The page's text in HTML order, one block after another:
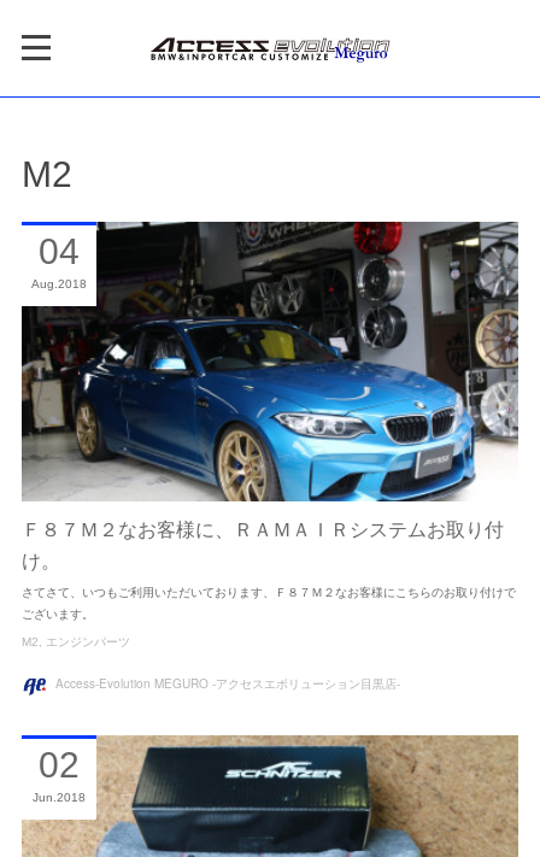
M2
Ｆ８７Ｍ２なお客様に、ＲＡＭＡＩＲシステムお取り付
け。
さてさて、いつもご利用いただいております、Ｆ８７Ｍ２なお客様にこちらのお取り付けで
ございます。
04
Aug 2018
M2 エンジンパーツ
Access-Evolution MEGURO -アクセスエボリューション目黒店-
02
Jun 2018